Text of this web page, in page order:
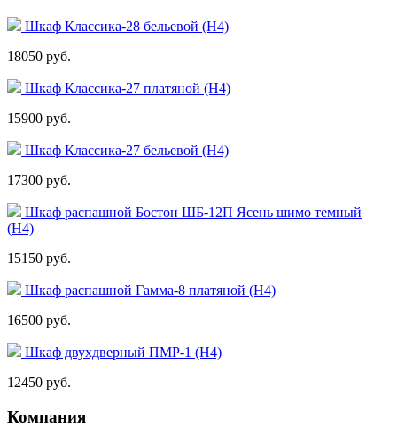
Шкаф Классика-28 бельевой (Н4)
18050 руб.
Шкаф Классика-27 платяной (Н4)
15900 руб.
Шкаф Классика-27 бельевой (Н4)
17300 руб.
Шкаф распашной Бостон ШБ-12П Ясень шимо темный
(Н4)
15150 руб.
Шкаф распашной Гамма-8 платяной (Н4)
16500 руб.
Шкаф двухдверный ПМР-1 (Н4)
12450 руб.
Компания